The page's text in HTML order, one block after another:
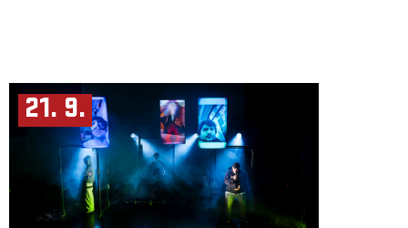
21. 9.